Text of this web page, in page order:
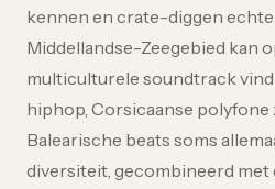
kennen en crate-diggen
Middellandse-Zeegebied kan
multiculturele soundtrack
hiphop, Corsicaanse
Balearische beats soms
diversiteit, gecombineerd met